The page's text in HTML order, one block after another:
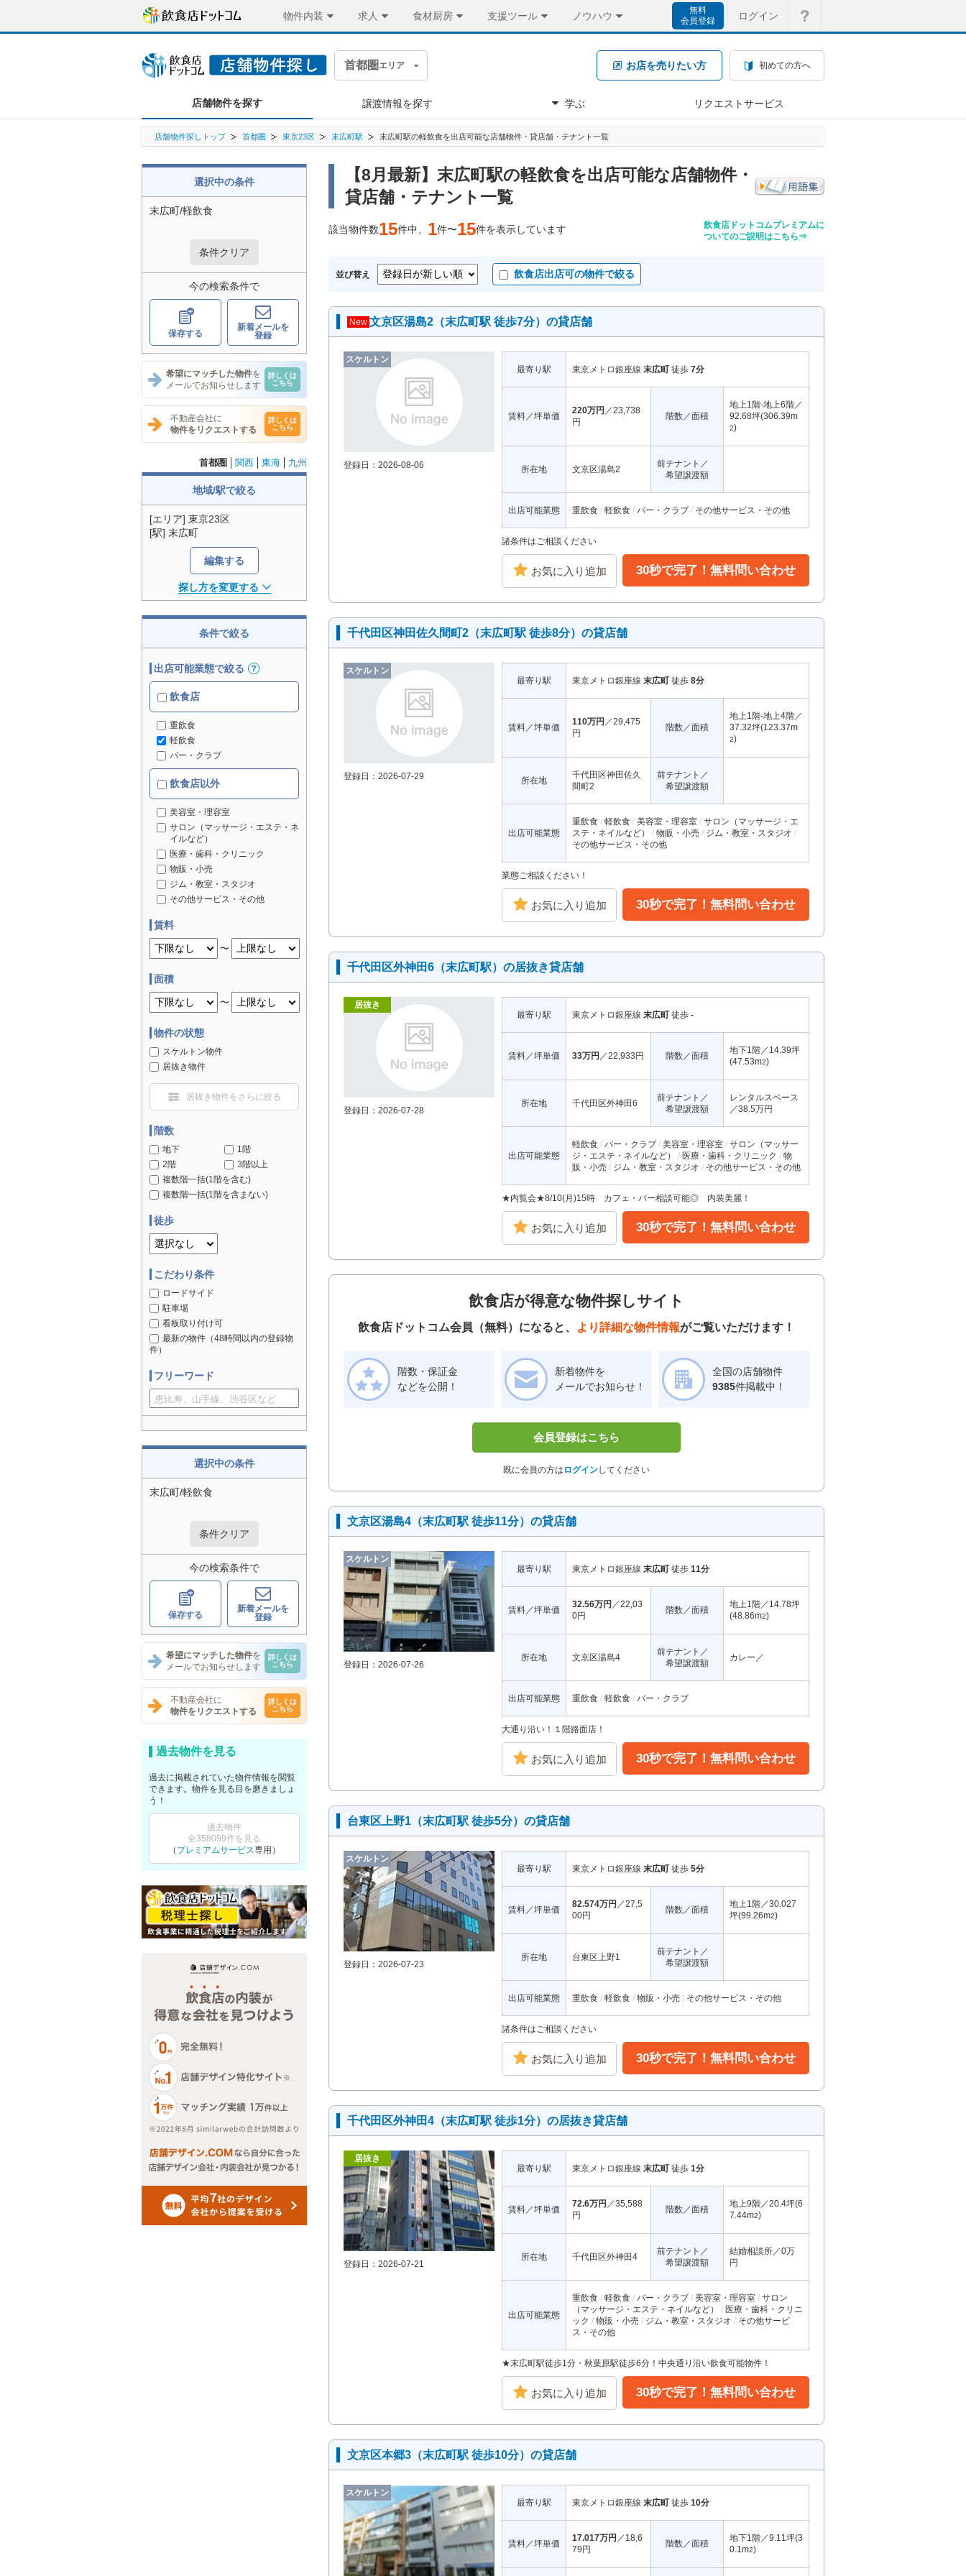
物件内装 求人 食材厨房 支援ツール ノウハウ
無料
会員登録
ログイン
首都圏 エリア お店を売りたい方 初めての方へ
店舗物件を探す 譲渡情報を探す 学ぶ リクエストサービス
店舗物件探しトップ 首都圏 東京23区 末広町駅 末広町駅の軽飲食を出店可能な店舗物件・貸店舗・テナント一覧
選択中の条件
末広町/軽飲食
条件クリア
今の検索条件で
保存する
新着メールを
登録
希望にマッチした物件を
メールでお知らせします
詳しくは
こちら
不動産会社に
物件をリクエストする
詳しくは
こちら
首都圏 関西 東海 九州
地域/駅で絞る
[エリア] 東京23区
[駅] 末広町
編集する
探し方を変更する
条件で絞る
出店可能業態で絞る
飲食店
重飲食
軽飲食
バー・クラブ
飲食店以外
美容室・理容室
サロン（マッサージ・エステ・ネ
イルなど）
医療・歯科・クリニック
物販・小売
ジム・教室・スタジオ
その他サービス・その他
賃料
〜
面積
〜
物件の状態
スケルトン物件
居抜き物件
居抜き物件をさらに絞る
階数
地下
1階
2階
3階以上
複数階一括(1階を含む)
複数階一括(1階を含まない)
徒歩
こだわり条件
ロードサイド
駐車場
看板取り付け可
最新の物件（48時間以内の登録物
件）
フリーワード
選択中の条件
末広町/軽飲食
条件クリア
今の検索条件で
保存する
新着メールを
登録
希望にマッチした物件を
メールでお知らせします
詳しくは
こちら
不動産会社に
物件をリクエストする
詳しくは
こちら
過去物件を見る
過去に掲載されていた物件情報を閲覧
できます。物件を見る目を磨きましょ
う！
過去物件
全358099件を見る
（ プレミアムサービス専用）
【8月最新】末広町駅の軽飲食を出店可能な店舗物件・
貸店舗・テナント一覧
該当物件数15件中、 1件〜15件を表示しています
飲食店ドットコムプレミアムに
ついてのご説明はこちら⇒
並び替え 飲食店出店可の物件で絞る
New 文京区湯島2（末広町駅 徒歩7分）の貸店舗
スケルトン
登録日：2026-08-06
最寄り駅 東京メトロ銀座線 末広町 徒歩 7分
賃料／坪単価
220万円 ／23,738
円
階数／面積
地上1階-地上6階／
92.68坪(306.39m
2)
所在地 文京区湯島2
前テナント／
希望譲渡額
出店可能業態 重飲食 軽飲食 バー・クラブ その他サービス・その他
諸条件はご相談ください
お気に入り追加 30秒で完了！無料問い合わせ
千代田区神田佐久間町2（末広町駅 徒歩8分）の貸店舗
スケルトン
登録日：2026-07-29
最寄り駅 東京メトロ銀座線 末広町 徒歩 8分
賃料／坪単価
110万円 ／29,475
円
階数／面積
地上1階-地上4階／
37.32坪(123.37m
2)
所在地
千代田区神田佐久
間町2
前テナント／
希望譲渡額
出店可能業態
重飲食 軽飲食 美容室・理容室
サロン（マッサージ・エ
ステ・ネイルなど）
物販・小売
ジム・教室・スタジオ
その他サービス・その他
業態ご相談ください！
お気に入り追加 30秒で完了！無料問い合わせ
千代田区外神田6（末広町駅）の居抜き貸店舗
居抜き
登録日：2026-07-28
最寄り駅 東京メトロ銀座線 末広町 徒歩 -
賃料／坪単価 33万円 ／22,933円 階数／面積
地下1階／14.39坪
(47.53m2)
所在地 千代田区外神田6
前テナント／
希望譲渡額
レンタルスペース
／38.5万円
出店可能業態
軽飲食 バー・クラブ 美容室・理容室
サロン（マッサー
ジ・エステ・ネイルなど）
医療・歯科・クリニック
物
販・小売
ジム・教室・スタジオ その他サービス・その他
★内覧会★8/10(月)15時 カフェ・バー相談可能◎ 内装美麗！
お気に入り追加 30秒で完了！無料問い合わせ
飲食店が得意な物件探しサイト
飲食店ドットコム会員（無料）になると、 より詳細な物件情報がご覧いただけます！
階数・保証金
などを公開！
新着物件を
メールでお知らせ！
全国の店舗物件
9385件掲載中！
会員登録はこちら
既に会員の方は ログインしてください
文京区湯島4（末広町駅 徒歩11分）の貸店舗
スケルトン
登録日：2026-07-26
最寄り駅 東京メトロ銀座線 末広町 徒歩 11分
賃料／坪単価
32.56万円 ／22,03
0円
階数／面積
地上1階／14.78坪
(48.86m2)
所在地 文京区湯島4
前テナント／
希望譲渡額
カレー／
出店可能業態 重飲食 軽飲食 バー・クラブ
大通り沿い！１階路面店！
お気に入り追加 30秒で完了！無料問い合わせ
台東区上野1（末広町駅 徒歩5分）の貸店舗
スケルトン
登録日：2026-07-23
最寄り駅 東京メトロ銀座線 末広町 徒歩 5分
賃料／坪単価
82.574万円 ／27,5
00円
階数／面積
地上1階／30.027
坪(99.26m2)
所在地 台東区上野1
前テナント／
希望譲渡額
出店可能業態 重飲食 軽飲食 物販・小売 その他サービス・その他
諸条件はご相談ください
お気に入り追加 30秒で完了！無料問い合わせ
千代田区外神田4（末広町駅 徒歩1分）の居抜き貸店舗
居抜き
登録日：2026-07-21
最寄り駅 東京メトロ銀座線 末広町 徒歩 1分
賃料／坪単価
72.6万円 ／35,588
円
階数／面積
地上9階／20.4坪(6
7.44m2)
所在地 千代田区外神田4
前テナント／
希望譲渡額
結婚相談所／0万
円
出店可能業態
重飲食 軽飲食 バー・クラブ 美容室・理容室
サロン
（マッサージ・エステ・ネイルなど）
医療・歯科・クリニ
ック
物販・小売 ジム・教室・スタジオ
その他サービ
ス・その他
★末広町駅徒歩1分・秋葉原駅徒歩6分！中央通り沿い飲食可能物件！
お気に入り追加 30秒で完了！無料問い合わせ
文京区本郷3（末広町駅 徒歩10分）の貸店舗
スケルトン
最寄り駅
東京メトロ銀座線 末広町 徒歩 10分
賃料／坪単価
17.017万円 ／18,6
79円
階数／面積
地下1階／9.11坪(3
0.1m2)